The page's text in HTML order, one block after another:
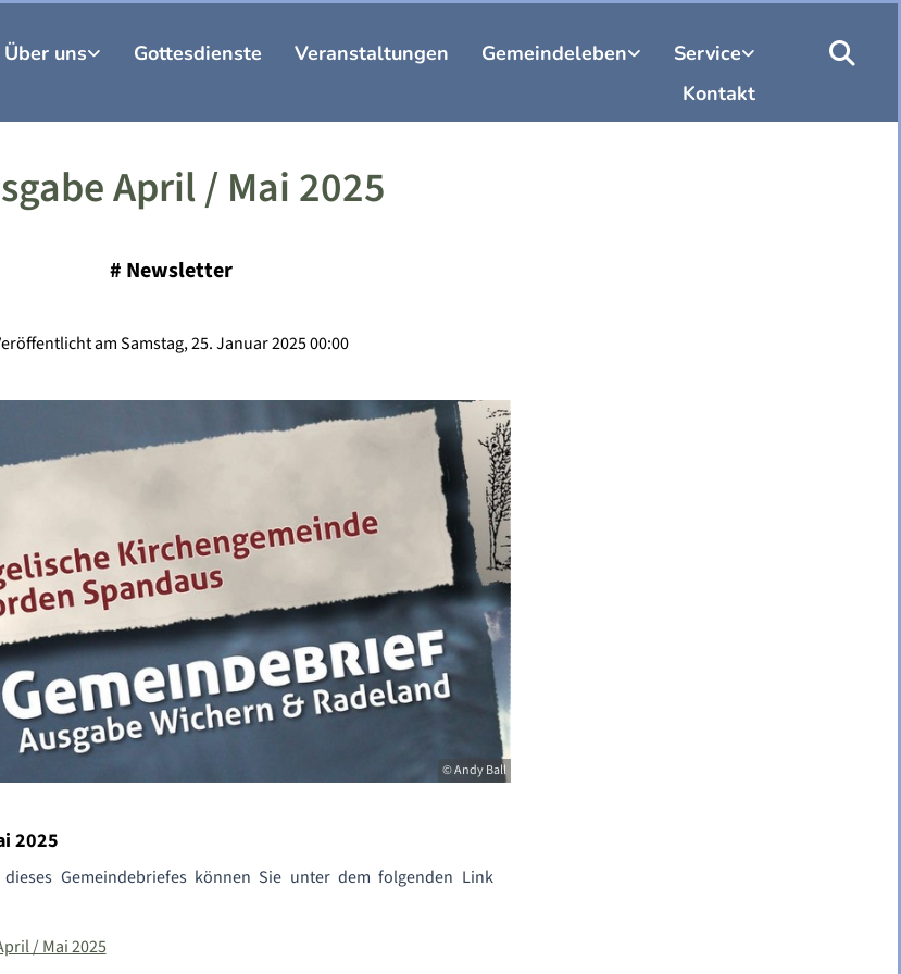
Über uns Gottesdienste Veranstaltungen Gemeindeleben
Service
Kontakt
April / Mai 2025
# Newsletter
am Samstag, 25. Januar 2025 00:00
© Andy Ball
2025
dieses Gemeindebriefes können Sie unter dem folgenden Link
/ Mai 2025